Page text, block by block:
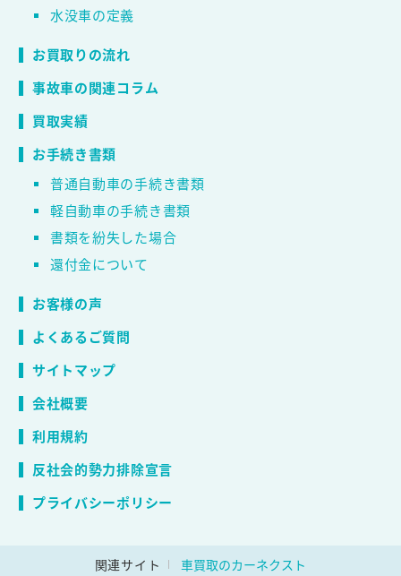
水没車の定義
お買取りの流れ
事故車の関連コラム
買取実績
お手続き書類
普通自動車の手続き書類
軽自動車の手続き書類
書類を紛失した場合
還付金について
お客様の声
よくあるご質問
サイトマップ
会社概要
利用規約
反社会的勢力排除宣言
プライバシーポリシー
関連サイト 車買取のカーネクスト